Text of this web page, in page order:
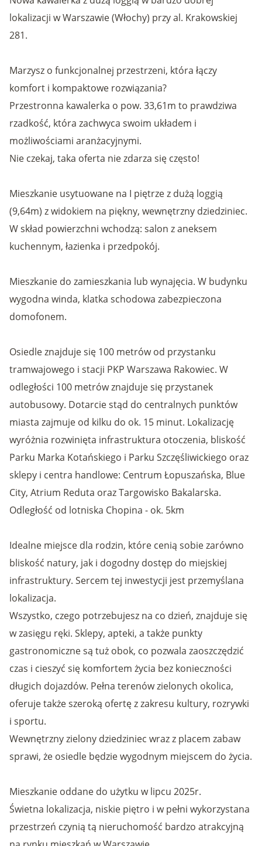
lokalizacji w Warszawie (Włochy) przy al. Krakowskiej
281.
Marzysz o funkcjonalnej przestrzeni, która łączy
komfort i kompaktowe rozwiązania?
Przestronna kawalerka o pow. 33,61m to prawdziwa
rzadkość, która zachwyca swoim układem i
możliwościami aranżacyjnymi.
Nie czekaj, taka oferta nie zdarza się często!
Mieszkanie usytuowane na I piętrze z dużą loggią
(9,64m) z widokiem na piękny, wewnętrzny dziedziniec.
W skład powierzchni wchodzą: salon z aneksem
kuchennym, łazienka i przedpokój.
Mieszkanie do zamieszkania lub wynajęcia. W budynku
wygodna winda, klatka schodowa zabezpieczona
domofonem.
Osiedle znajduje się 100 metrów od przystanku
tramwajowego i stacji PKP Warszawa Rakowiec. W
odległości 100 metrów znajduje się przystanek
autobusowy. Dotarcie stąd do centralnych punktów
miasta zajmuje od kilku do ok. 15 minut. Lokalizację
wyróżnia rozwinięta infrastruktura otoczenia, bliskość
Parku Marka Kotańskiego i Parku Szczęśliwickiego oraz
sklepy i centra handlowe: Centrum Łopuszańska, Blue
City, Atrium Reduta oraz Targowisko Bakalarska.
Odległość od lotniska Chopina - ok. 5km
Idealne miejsce dla rodzin, które cenią sobie zarówno
bliskość natury, jak i dogodny dostęp do miejskiej
infrastruktury. Sercem tej inwestycji jest przemyślana
lokalizacja.
Wszystko, czego potrzebujesz na co dzień, znajduje się
w zasięgu ręki. Sklepy, apteki, a także punkty
gastronomiczne są tuż obok, co pozwala zaoszczędzić
czas i cieszyć się komfortem życia bez konieczności
długich dojazdów. Pełna terenów zielonych okolica,
oferuje także szeroką ofertę z zakresu kultury, rozrywki
i sportu.
Wewnętrzny zielony dziedziniec wraz z placem zabaw
sprawi, że osiedle będzie wygodnym miejscem do życia.
Mieszkanie oddane do użytku w lipcu 2025r.
Świetna lokalizacja, niskie piętro i w pełni wykorzystana
przestrzeń czynią tą nieruchomość bardzo atrakcyjną